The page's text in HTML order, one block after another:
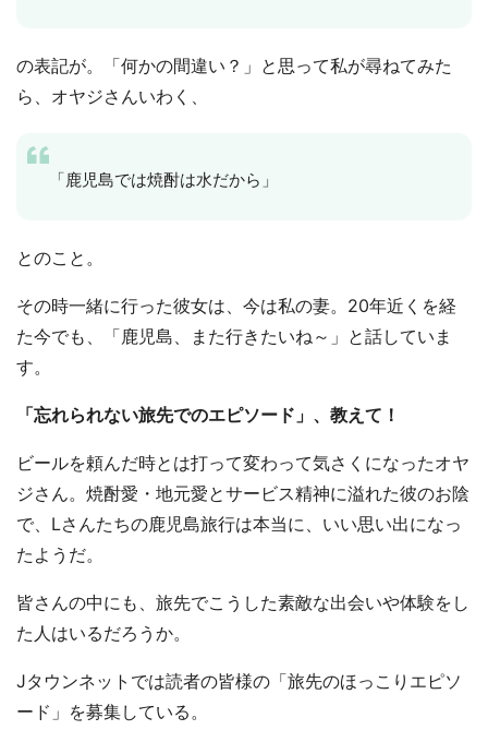
の表記が。「何かの間違い？」と思って私が尋ねてみた
ら、オヤジさんいわく、
「鹿児島では焼酎は水だから」
とのこと。
その時一緒に行った彼女は、今は私の妻。20年近くを経
た今でも、「鹿児島、また行きたいね～」と話していま
す。
「忘れられない旅先でのエピソード」、教えて！
ビールを頼んだ時とは打って変わって気さくになったオヤ
ジさん。焼酎愛・地元愛とサービス精神に溢れた彼のお陰
で、Lさんたちの鹿児島旅行は本当に、いい思い出になっ
たようだ。
皆さんの中にも、旅先でこうした素敵な出会いや体験をし
た人はいるだろうか。
Jタウンネットでは読者の皆様の「旅先のほっこりエピソ
ード」を募集している。